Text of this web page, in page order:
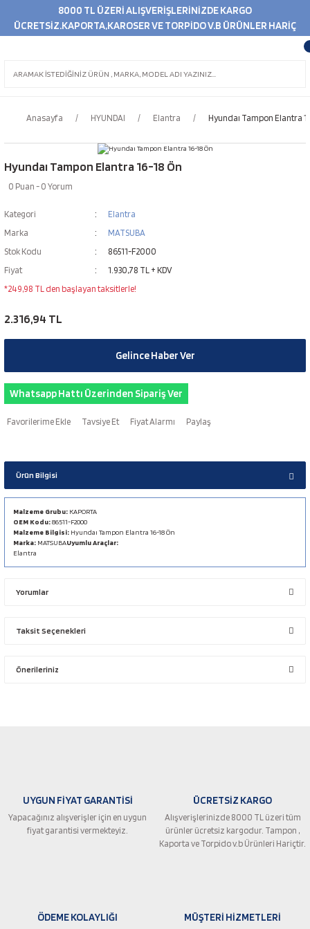
8000 TL ÜZERİ ALIŞVERİŞLERİNİZDE KARGO
ÜCRETSİZ.KAPORTA,KAROSER VE TORPİDO V.B ÜRÜNLER HARİÇ
Anasayfa HYUNDAI Elantra Hyundaı Tampon Elantra
Hyundaı Tampon Elantra 16-18 Ön
0 Puan - 0 Yorum
Kategori
Elantra
Marka
MATSUBA
Stok Kodu
86511-F2000
Fiyat
1.930,78 TL + KDV
*249,98 TL den başlayan taksitlerle!
2.316,94 TL
Gelince Haber Ver
Whatsapp Hattı Üzerinden Sipariş Ver
Tavsiye Et Fiyat Alarmı Paylaş
Ürün Bilgisi
Malzeme Grubu: KAPORTA
OEM Kodu:86511-F2000
Malzeme Bilgisi: Hyundaı Tampon Elantra 16-18 Ön
Marka: MATSUBAUyumlu Araçlar:
Elantra
Yorumlar
Taksit Seçenekleri
Önerileriniz
Ürün açıklamasında eksik bilgiler bulunuyor.
Ürün bilgilerinde hatalar bulunuyor.
Ürün fiyatı diğer sitelerden daha pahalı.
UYGUN FİYAT GARANTİSİ
Yapacağınız alışverişler için en uygun
fiyat garantisi vermekteyiz.
ÜCRETSİZ KARGO
Alışverişlerinizde 8000 TL üzeri tüm
ürünler ücretsiz kargodur. Tampon ,
Kaporta ve Torpido v.b Ürünleri Hariçtir.
ÖDEME KOLAYLIĞI MÜŞTERİ HİZMETLERİ